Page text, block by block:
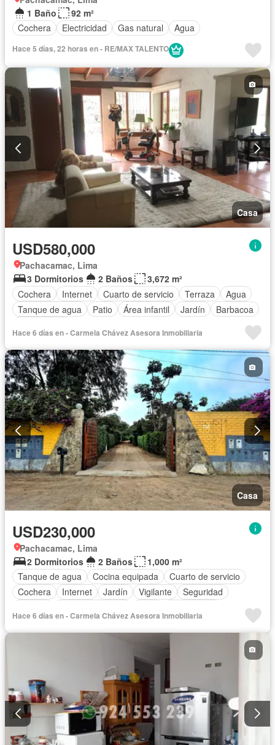
1 Baño
92 m²
Cochera
Electricidad Gas natural Agua
Hace 5 días, 22 horas en - RE/MAX TALENTO
Casa
USD580,000
Pachacamac, Lima
3 Dormitorios
2 Baños
3,672 m²
Cochera
Internet Cuarto de servicio Terraza
Agua
Tanque de agua
Patio Área infantil Jardín
Barbacoa
Hace 6 días en - Carmela Chávez Asesora Inmobiliaria
Casa
USD230,000
Pachacamac, Lima
2 Dormitorios
2 Baños
1,000 m²
Tanque de agua
Cocina equipada
Cuarto de servicio
Cochera
Internet Jardín Vigilante
Seguridad
Hace 6 días en - Carmela Chávez Asesora Inmobiliaria